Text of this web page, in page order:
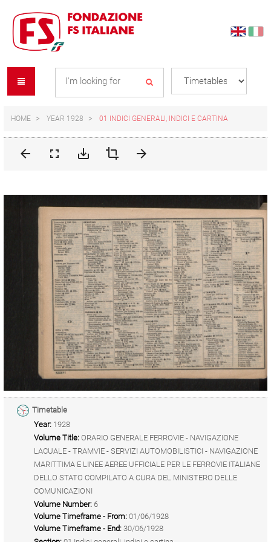
content
navigation
menu
HOME YEAR 1928 01 INDICI GENERALI, INDICI E CARTINA
Timetable
Year: 1928
Volume Title: ORARIO GENERALE FERROVIE - NAVIGAZIONE
LACUALE - TRAMVIE - SERVIZI AUTOMOBILISTICI - NAVIGAZIONE
MARITTIMA E LINEE AEREE UFFICIALE PER LE FERROVIE ITALIANE
DELLO STATO COMPILATO A CURA DEL MINISTERO DELLE
COMUNICAZIONI
Volume Number: 6
Volume Timeframe - From: 01/06/1928
Volume Timeframe - End: 30/06/1928